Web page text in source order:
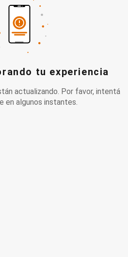
tu experiencia
actualizando. Por favor, intentá
en algunos instantes.